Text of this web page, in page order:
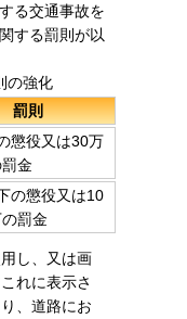
る交通事故を
する罰則が以
の強化
罰則
懲役又は30万
金
の懲役又は10
罰金
し、又は画
れに表示さ
、道路にお